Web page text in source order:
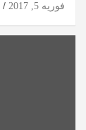
فوریه 5, 2017